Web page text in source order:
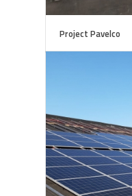
Project Pavelco